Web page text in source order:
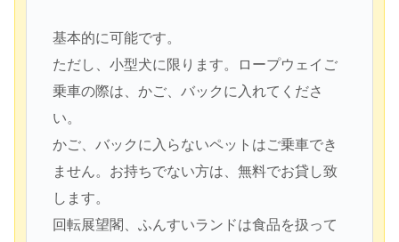
基本的に可能です。
ただし、小型犬に限ります。
ロープウェイご
乗車の際は、かご、バックに入れてくださ
い。
かご、バックに入らないペットはご乗車でき
ません。お持ちでない方は、無料でお貸し致
します。
回転展望閣、ふんすいランドは食品を扱って